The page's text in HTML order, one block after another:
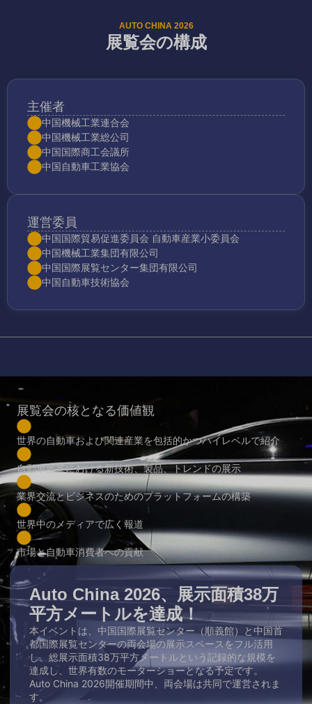
AUTO CHINA 2026
展覧会の構成
主催者
中国機械工業連合会
中国機械工業総公司
中国国際商工会議所
中国自動車工業協会
運営委員
中国国際貿易促進委員会 自動車産業小委員会
中国機械工業集団有限公司
中国国際展覧センター集団有限公司
中国自動車技術協会
Auto China 2026、展示面積38万
平方メートルを達成！
本イベントは、中国国際展覧センター（順義館）と中国首
都国際展覧センターの両会場の展示スペースをフル活用
し、総展示面積38万平方メートルという記録的な規模を
達成し、世界有数のモーターショーとなる予定です。
Auto China 2026開催期間中、両会場は共同で運営されま
す。
展覧会の核となる価値観
世界の自動車および関連産業を包括的かつハイレベルで紹介
自動車産業における新技術、製品、トレンドの展示
業界交流とビジネスのためのプラットフォームの構築
世界中のメディアで広く報道
市場と自動車消費者への貢献